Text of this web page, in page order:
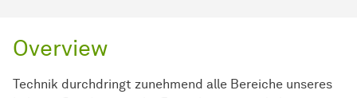
Overview
Technik durchdringt zunehmend alle Bereiche unseres